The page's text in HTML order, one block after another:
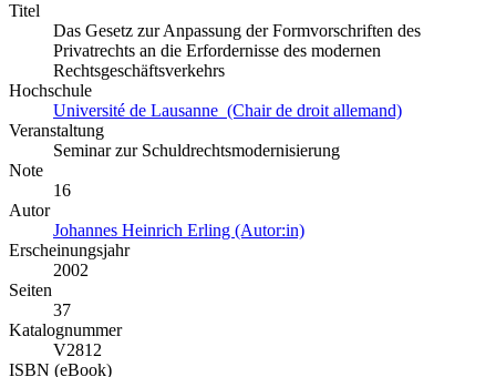
Titel
Das Gesetz zur Anpassung der Formvorschriften des
Privatrechts an die Erfordernisse des modernen
Rechtsgeschäftsverkehrs
Hochschule
Université de Lausanne (Chair de droit allemand)
Veranstaltung
Seminar zur Schuldrechtsmodernisierung
Note
16
Autor
Johannes Heinrich Erling (Autor:in)
Erscheinungsjahr
2002
Seiten
37
Katalognummer
V2812
ISBN (eBook)